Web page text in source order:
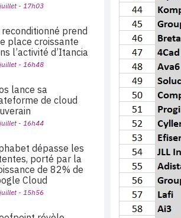
- 17h03
reconditionné prend
place croissante
l’activité d’Itancia
- 16h48
lance sa
de cloud
- 16h44
dépasse les
porté par la
de 82% de
Cloud
- 15h56